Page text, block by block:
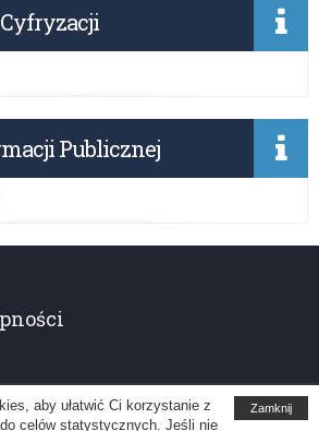
Publicznej
Zamknij
aby ułatwić Ci korzystanie z
celów statystycznych. Jeśli nie